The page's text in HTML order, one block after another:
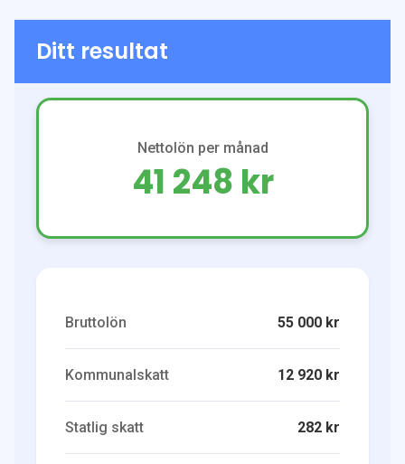
Ditt resultat
Nettolön per månad
41 248 kr
Bruttolön 55 000 kr
Kommunalskatt 12 920 kr
Statlig skatt 282 kr